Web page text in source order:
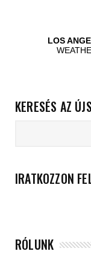
KERESÉS AZ
IRATKOZZON
RÓLUNK